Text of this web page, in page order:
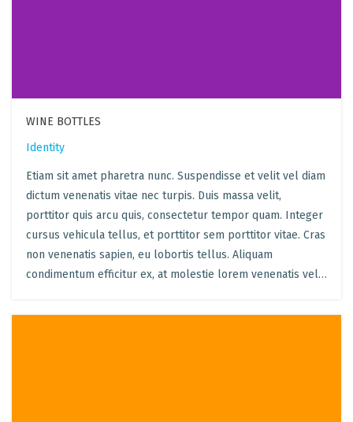
WINE BOTTLES
Identity
Etiam sit amet pharetra nunc. Suspendisse et velit vel diam
dictum venenatis vitae nec turpis. Duis massa velit,
porttitor quis arcu quis, consectetur tempor quam. Integer
cursus vehicula tellus, et porttitor sem porttitor vitae. Cras
non venenatis sapien, eu lobortis tellus. Aliquam
condimentum efficitur ex, at molestie lorem venenatis vel…